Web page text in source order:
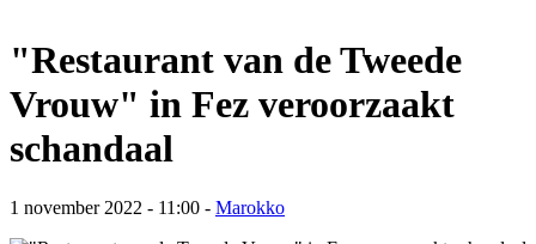
"Restaurant van de Tweede
Vrouw" in Fez veroorzaakt
schandaal
1 november 2022 - 11:00 - Marokko